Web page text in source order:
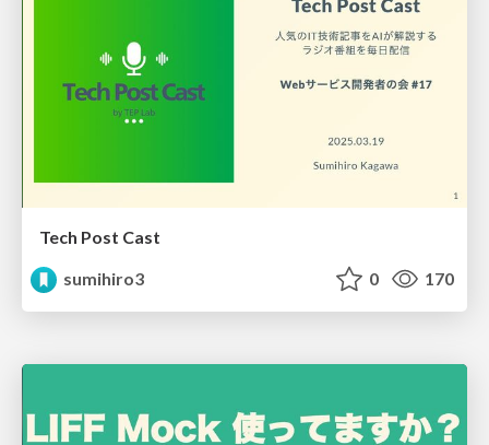
Tech Post Cast
sumihiro3
0 170